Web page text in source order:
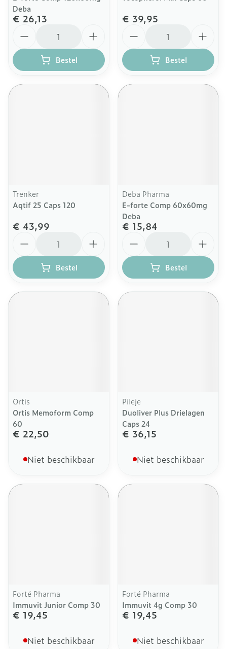
Deba
€ 26,13
Bestel
€ 39,95
Bestel
Trenker
Aqtif 25 Caps 120
€ 43,99
Bestel
Deba Pharma
E-forte Comp 60x60mg
Deba
€ 15,84
Bestel
Ortis
Ortis Memoform Comp
60
€ 22,50
Niet beschikbaar
Pileje
Duoliver Plus Drielagen
Caps 24
€ 36,15
Niet beschikbaar
Forté Pharma
Immuvit Junior Comp 30
€ 19,45
Niet beschikbaar
Forté Pharma
Immuvit 4g Comp 30
€ 19,45
Niet beschikbaar